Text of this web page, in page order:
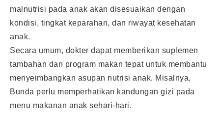
malnutrisi pada anak akan disesuaikan dengan
kondisi, tingkat keparahan, dan riwayat kesehatan
anak.
Secara umum, dokter dapat memberikan suplemen
tambahan dan program makan tepat untuk membantu
menyeimbangkan asupan nutrisi anak. Misalnya,
Bunda perlu memperhatikan kandungan gizi pada
menu makanan anak sehari-hari.